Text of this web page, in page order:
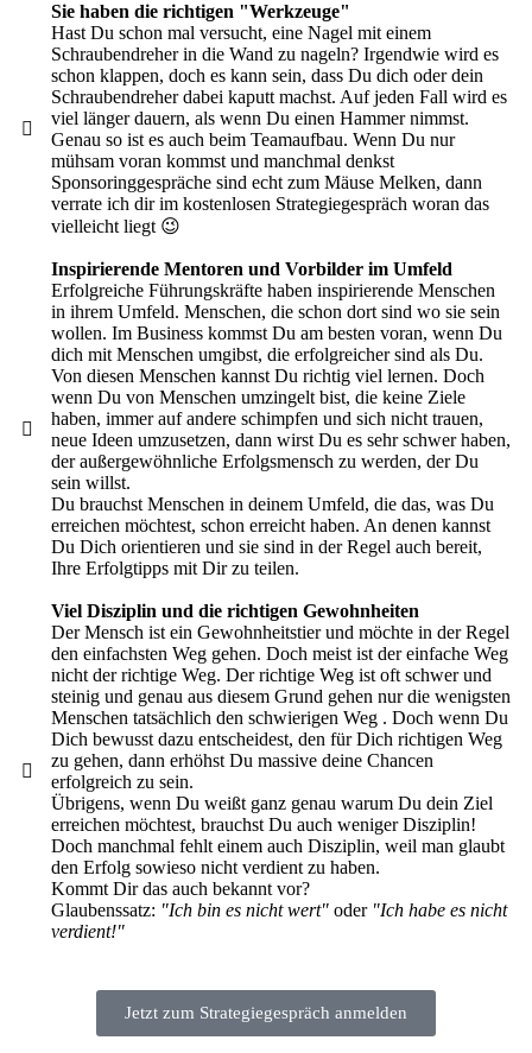
Sie haben die richtigen "Werkzeuge"
Hast Du schon mal versucht, eine Nagel mit einem
Schraubendreher in die Wand zu nageln? Irgendwie wird es
schon klappen, doch es kann sein, dass Du dich oder dein
Schraubendreher dabei kaputt machst. Auf jeden Fall wird es
viel länger dauern, als wenn Du einen Hammer nimmst.
Genau so ist es auch beim Teamaufbau. Wenn Du nur
mühsam voran kommst und manchmal denkst
Sponsoringgespräche sind echt zum Mäuse Melken, dann
verrate ich dir im kostenlosen Strategiegespräch woran das
vielleicht liegt 😉
Inspirierende Mentoren und Vorbilder im Umfeld
Erfolgreiche Führungskräfte haben inspirierende Menschen
in ihrem Umfeld. Menschen, die schon dort sind wo sie sein
wollen. Im Business kommst Du am besten voran, wenn Du
dich mit Menschen umgibst, die erfolgreicher sind als Du.
Von diesen Menschen kannst Du richtig viel lernen. Doch
wenn Du von Menschen umzingelt bist, die keine Ziele
haben, immer auf andere schimpfen und sich nicht trauen,
neue Ideen umzusetzen, dann wirst Du es sehr schwer haben,
der außergewöhnliche Erfolgsmensch zu werden, der Du
sein willst.
Du brauchst Menschen in deinem Umfeld, die das, was Du
erreichen möchtest, schon erreicht haben. An denen kannst
Du Dich orientieren und sie sind in der Regel auch bereit,
Ihre Erfolgtipps mit Dir zu teilen.
Viel Disziplin und die richtigen Gewohnheiten
Der Mensch ist ein Gewohnheitstier und möchte in der Regel
den einfachsten Weg gehen. Doch meist ist der einfache Weg
nicht der richtige Weg. Der richtige Weg ist oft schwer und
steinig und genau aus diesem Grund gehen nur die wenigsten
Menschen tatsächlich den schwierigen Weg . Doch wenn Du
Dich bewusst dazu entscheidest, den für Dich richtigen Weg
zu gehen, dann erhöhst Du massive deine Chancen
erfolgreich zu sein.
Übrigens, wenn Du weißt ganz genau warum Du dein Ziel
erreichen möchtest, brauchst Du auch weniger Disziplin!
Doch manchmal fehlt einem auch Disziplin, weil man glaubt
den Erfolg sowieso nicht verdient zu haben.
Kommt Dir das auch bekannt vor?
Glaubenssatz: "Ich bin es nicht wert" oder "Ich habe es nicht
verdient!"
Jetzt zum Strategiegespräch anmelden